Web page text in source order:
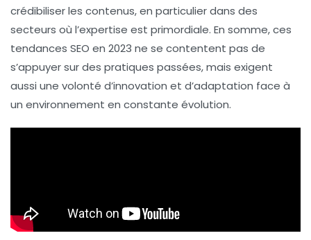
crédibiliser les contenus, en particulier dans des
secteurs où l’expertise est primordiale. En somme, ces
tendances SEO en 2023 ne se contentent pas de
s’appuyer sur des pratiques passées, mais exigent
aussi une volonté d’innovation et d’adaptation face à
un environnement en constante évolution.